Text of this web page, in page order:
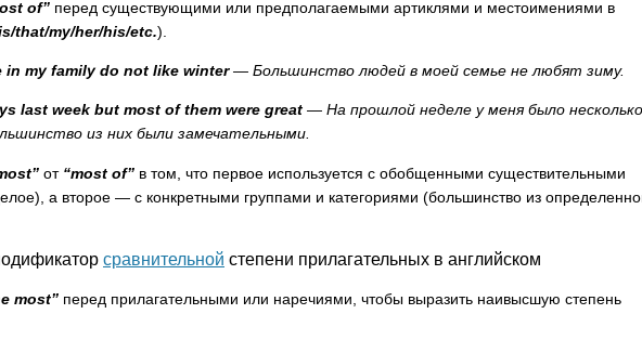
of” перед существующими или предполагаемыми артиклями и местоимениями в
/that/my/her/his/etc.).
in my family do not like winter— Большинство людей в моей семье не любят зиму.
last week but most of them were great — На прошлой неделе у меня было несколько
из них были замечательными.
” от “most of” в том, что первое используется с обобщенными существительными
а второе — с конкретными группами и категориями (большинство из
сравнительной степени прилагательных в английском
most” перед прилагательными или наречиями, чтобы выразить наивысшую степень